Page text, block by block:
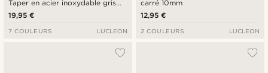
Taper en acier inoxydable gris
anthracite 6 mm
19,95 €
7 COULEURS LUCLEON
carré 10mm
12,95 €
2 COULEURS LUCLEON